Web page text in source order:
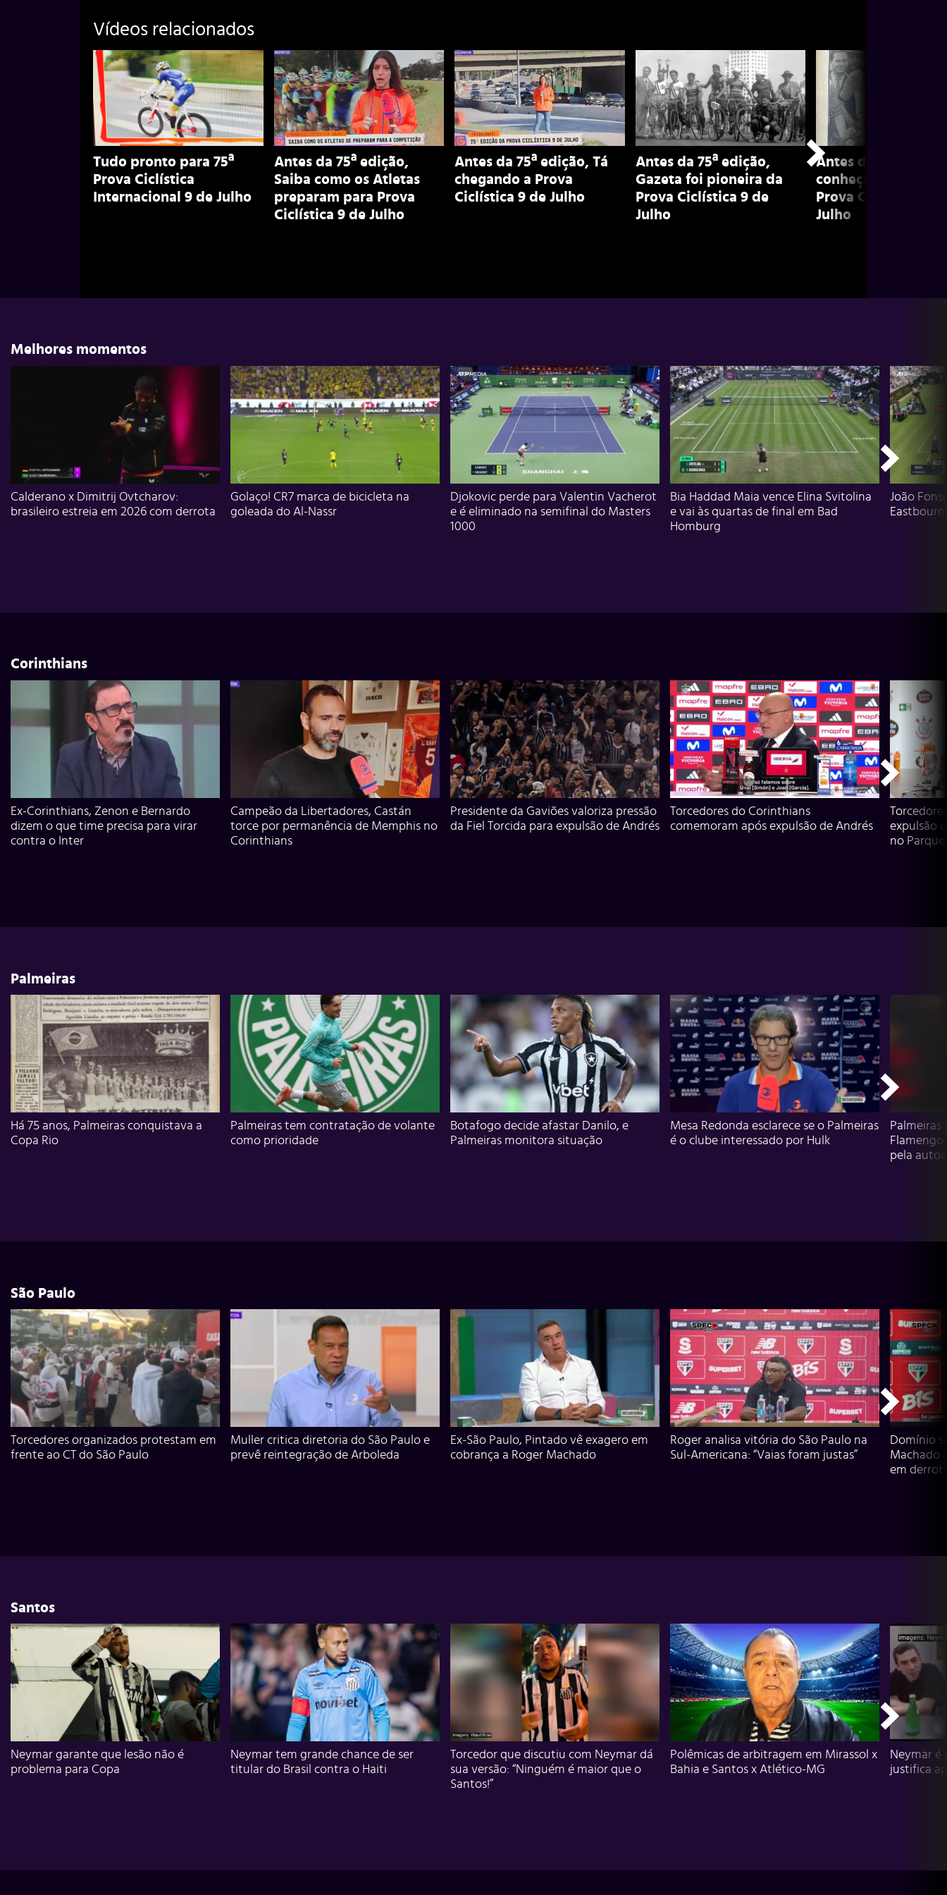
Vídeos relacionados
Tudo pronto para 75ª
Prova Ciclística
Internacional 9 de Julho
Antes da 75ª edição,
Saiba como os Atletas
preparam para Prova
Ciclística 9 de Julho
Antes da 75ª edição, Tá
chegando a Prova
Ciclística 9 de Julho
Antes da 75ª edição,
Gazeta foi pioneira da
Prova Ciclística 9 de
Julho
Antes da 75ª
conheça história da
Prova Ciclística 9
Julho
Melhores momentos
Calderano x Dimitrij Ovtcharov:
brasileiro estreia em 2026 com derrota
Golaço! CR7 marca de bicicleta na
goleada do Al-Nassr
Djokovic perde para Valentin Vacherot
e é eliminado na semifinal do Masters
1000
Bia Haddad Maia vence Elina Svitolina
e vai às quartas de final em Bad
Homburg
João
Corinthians
Ex-Corinthians, Zenon e Bernardo
dizem o que time precisa para virar
contra o Inter
Campeão da Libertadores, Castán
torce por permanência de Memphis no
Corinthians
Presidente da Gaviões valoriza pressão
da Fiel Torcida para expulsão de Andrés
Torcedores do Corinthians
comemoram após expulsão de Andrés
expulsão
no Parque
Palmeiras
Há 75 anos, Palmeiras conquistava a
Copa Rio
Palmeiras tem contratação de volante
como prioridade
Botafogo decide afastar Danilo, e
Palmeiras monitora situação
Mesa Redonda esclarece se o Palmeiras
é o clube interessado por Hulk
Flamengo
pela
São Paulo
Torcedores organizados protestam em
frente ao CT do São Paulo
Muller critica diretoria do São Paulo e
prevê reintegração de Arboleda
Ex-São Paulo, Pintado vê exagero em
cobrança a Roger Machado
Roger analisa vitória do São Paulo na
Sul-Americana: “Vaias foram justas”
Domínio
Machado
em
Santos
Neymar garante que lesão não é
problema para Copa
Neymar tem grande chance de ser
titular do Brasil contra o Haiti
Torcedor que discutiu com Neymar dá
sua versão: “Ninguém é maior que o
Santos!”
Polêmicas de arbitragem em Mirassol x
Bahia e Santos x Atlético-MG
Neymar é
justifica